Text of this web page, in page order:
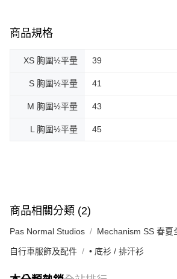
商品規格
XS 胸圍½平量 39
S 胸圍½平量 41
M 胸圍½平量 43
L 胸圍½平量 45
商品相關分類 (2)
Pas Normal Studios Mechanism SS 春夏
自行車服飾及配件 • 底衫 / 排汗衫